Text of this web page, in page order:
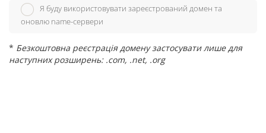
Я буду використовувати зареєстрований домен та
оновлю name-сервери
* Безкоштовна реєстрація домену застосувати лише для
наступних розширень: .com, .net, .org